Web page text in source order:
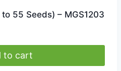
55 Seeds) – MGS1203
to cart